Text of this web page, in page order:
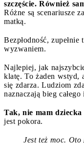
szczęście. Również
Różne są scenariusze
matką.
Bezpłodność,
wyzwaniem.
Najlepiej, jak
klatę. To żaden wstyd,
się zdarza. Ludziom
naznaczają bieg
Tak, nie mam dziecka
jest pokora.
Jest też moc.